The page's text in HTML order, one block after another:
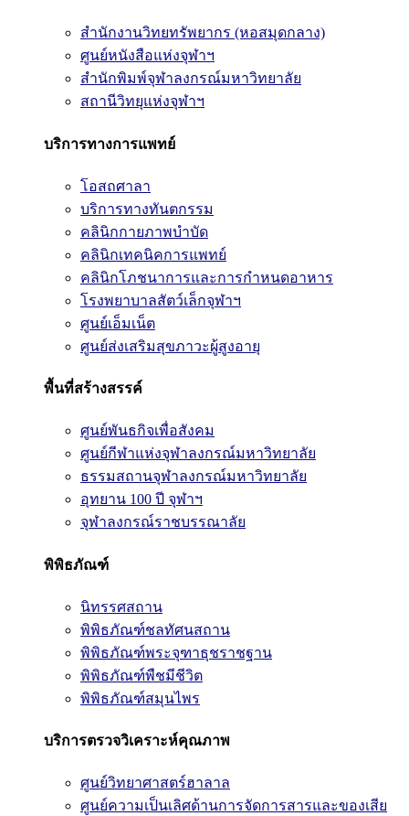
สำนักงานวิทยทรัพยากร (หอสมุดกลาง)
ศูนย์หนังสือแห่งจุฬาฯ
สำนักพิมพ์จุฬาลงกรณ์มหาวิทยาลัย
สถานีวิทยุแห่งจุฬาฯ
บริการทางการแพทย์
โอสถศาลา
บริการทางทันตกรรม
คลินิกกายภาพบำบัด
คลินิกเทคนิคการแพทย์
คลินิกโภชนาการและการกำหนดอาหาร
โรงพยาบาลสัตว์เล็กจุฬาฯ
ศูนย์เอ็มเน็ต
ศูนย์ส่งเสริมสุขภาวะผู้สูงอายุ
พื้นที่สร้างสรรค์
ศูนย์พันธกิจเพื่อสังคม
ศูนย์กีฬาแห่งจุฬาลงกรณ์มหาวิทยาลัย
ธรรมสถานจุฬาลงกรณ์มหาวิทยาลัย
อุทยาน 100 ปี จุฬาฯ
จุฬาลงกรณ์ราชบรรณาลัย
พิพิธภัณฑ์
นิทรรศสถาน
พิพิธภัณฑ์ชลทัศนสถาน
พิพิธภัณฑ์พระจุฑาธุชราชฐาน
พิพิธภัณฑ์พืชมีชีวิต
พิพิธภัณฑ์สมุนไพร
บริการตรวจวิเคราะห์คุณภาพ
ศูนย์วิทยาศาสตร์ฮาลาล
ศูนย์ความเป็นเลิศด้านการจัดการสารและของเสีย